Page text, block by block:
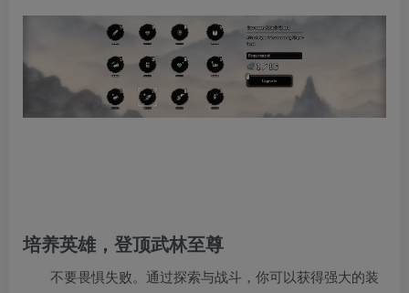
培养英雄，登顶武林至尊
不要畏惧失败。通过探索与战斗，你可以获得强大的装